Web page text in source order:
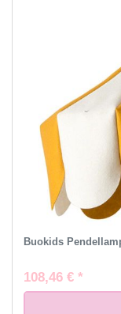
Buokids
108,46 € *